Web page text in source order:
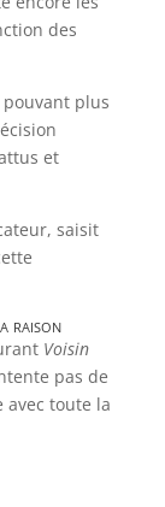
des
pouvant plus
et
saisit
raison
Voisin
pas de
avec toute la